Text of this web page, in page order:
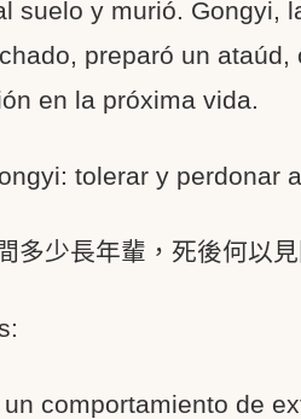
suelo y murió. Gongyi,
preparó un
en la próxima vida.
tolerar y perdonar
少長年輩，死後何以見
comportamiento de